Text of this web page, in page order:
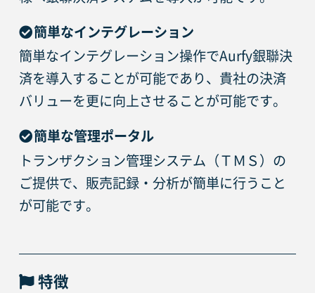
簡単なインテグレーション
簡単なインテグレーション操作でAurfy銀聯決
済を導入することが可能であり、貴社の決済
バリューを更に向上させることが可能です。
簡単な管理ポータル
トランザクション管理システム（ＴＭＳ）の
ご提供で、販売記録・分析が簡単に行うこと
が可能です。
特徴